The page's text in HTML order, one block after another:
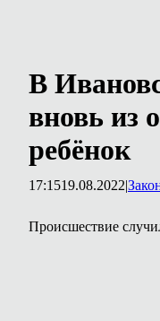
В
вновь из
ребёнок
17:1519.08.2022|
Происшествие